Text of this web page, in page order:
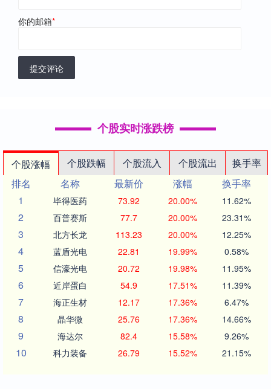
你的邮箱*
提交评论
个股实时涨跌榜
个股涨幅 个股跌幅 个股流入 个股流出
换手率
排名
名称 最新价 涨幅
换手率
1
毕得医药 73.92 20.00% 11.62%
2 百普赛斯 77.7 20.00% 23.31%
3 北方长龙 113.23 20.00% 12.25%
4 蓝盾光电 22.81 19.99% 0.58%
5 信濠光电 20.72 19.98% 11.95%
6 近岸蛋白 54.9 17.51% 11.39%
7 海正生材 12.17 17.36% 6.47%
8 晶华微 25.76 17.36% 14.66%
9 海达尔 82.4 15.58% 9.26%
10 科力装备 26.79 15.52% 21.15%